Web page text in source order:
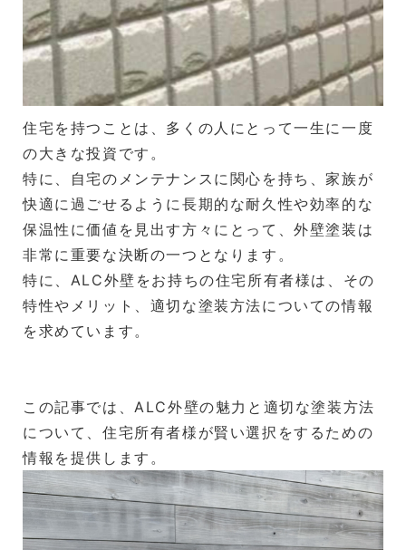
住宅を持つことは、多くの人にとって一生に一度
の大きな投資です。
特に、自宅のメンテナンスに関心を持ち、家族が
快適に過ごせるように長期的な耐久性や効率的な
保温性に価値を見出す方々にとって、外壁塗装は
非常に重要な決断の一つとなります。
特に、ALC外壁をお持ちの住宅所有者様は、その
特性やメリット、適切な塗装方法についての情報
を求めています。
この記事では、ALC外壁の魅力と適切な塗装方法
について、住宅所有者様が賢い選択をするための
情報を提供します。